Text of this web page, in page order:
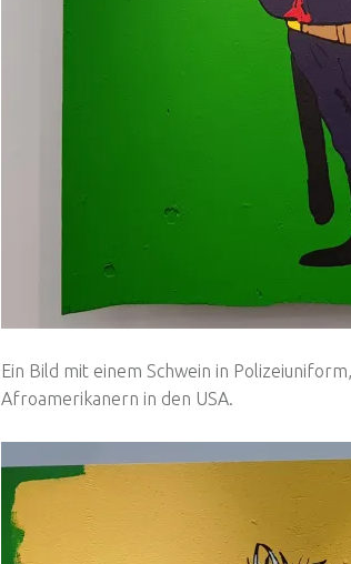
Ein Bild mit einem Schwein in
Afroamerikanern in den USA.